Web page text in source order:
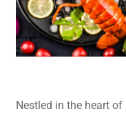
Nestled in the heart